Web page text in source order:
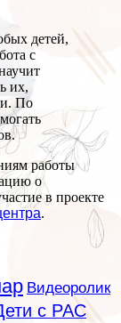
детей,
с
их,
По
работы
о
в проекте
.
Видеоролик
с РАС